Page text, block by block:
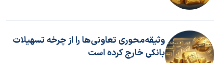
وثیقه‌محوری تعاونی‌ها را از چرخه تسهیلات
بانکی خارج کرده است